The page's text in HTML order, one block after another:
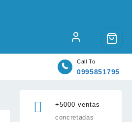
Call To
0995851795
+5000 ventas
concretadas